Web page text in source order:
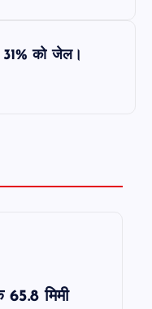
31% को जेल।
65.8 मिमी